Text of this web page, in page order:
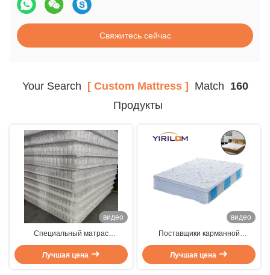
Свяжитесь сейчас
Your Search [ Custom Mattress ] Match 160
Продукты
видео
Специальный матрас
карманный пружинный блок 1,0-
2,3 мм проводный диаметр
Лучшая цена
видео
Поставщики карманной
пружины
Лучшая цена